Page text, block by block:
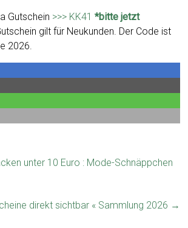
Gutschein >>> KK41*bitte jetzt
gilt für Neukunden. Der Code ist
2026.
unter 10 Euro : Mode-Schnäppchen
direkt sichtbar « Sammlung 2026 →